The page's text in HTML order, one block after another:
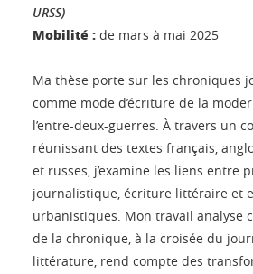
URSS)
Mobilité : de mars à mai 2025
Ma thèse porte sur les chroniques
comme mode d’écriture de la
l’entre-deux-guerres. À travers un
réunissant des textes français,
et russes, j’examine les liens entre
journalistique, écriture littéraire et
urbanistiques. Mon travail analyse
de la chronique, à la croisée du
littérature, rend compte des